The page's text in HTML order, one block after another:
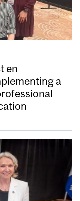
en
a